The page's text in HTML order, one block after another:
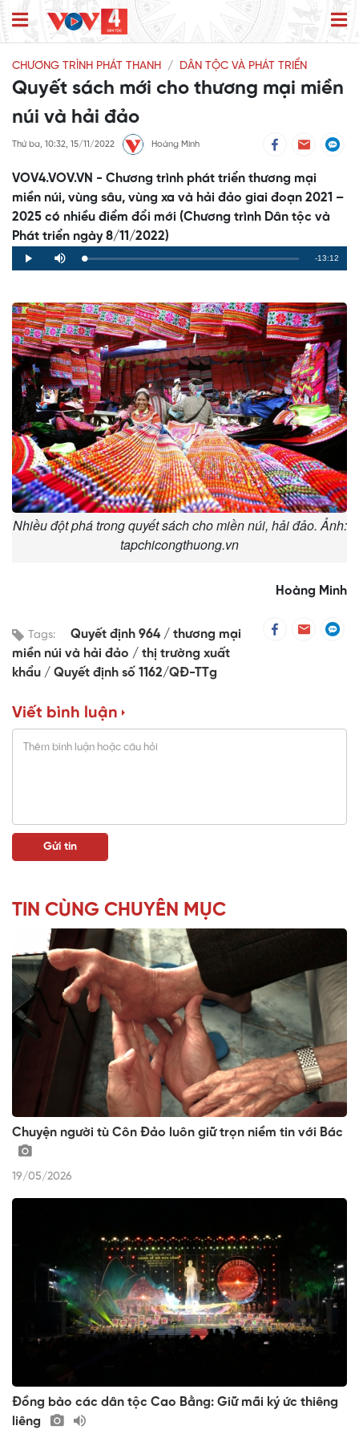
CHƯƠNG TRÌNH PHÁT THANH DÂN TỘC VÀ PHÁT TRIỂN
Quyết sách mới cho thương mại miền
núi và hải đảo
Thứ ba, 10:32, 15/11/2022 Hoàng Minh
VOV4.VOV.VN - Chương trình phát triển thương mại
miền núi, vùng sâu, vùng xa và hải đảo giai đoạn 2021 –
2025 có nhiều điểm đổi mới (Chương trình Dân tộc và
Phát triển ngày 8/11/2022)
Play Mute Loaded:
0%
Progress:
0%
Remaining
-13:12
Nhiều đột phá trong quyết sách cho miền núi, hải đảo. Ảnh:
tapchicongthuong.vn
Hoàng Minh
Tags: Quyết định 964
thương mại
miền núi và hải đảo
thị trường xuất
khẩu
Quyết định số 1162/QĐ-TTg
Viết bình luận
TIN CÙNG CHUYÊN MỤC
Chuyện người tù Côn Đảo luôn giữ trọn niềm tin với Bác
19/05/2026
Đồng bào các dân tộc Cao Bằng: Giữ mãi ký ức thiêng
liêng